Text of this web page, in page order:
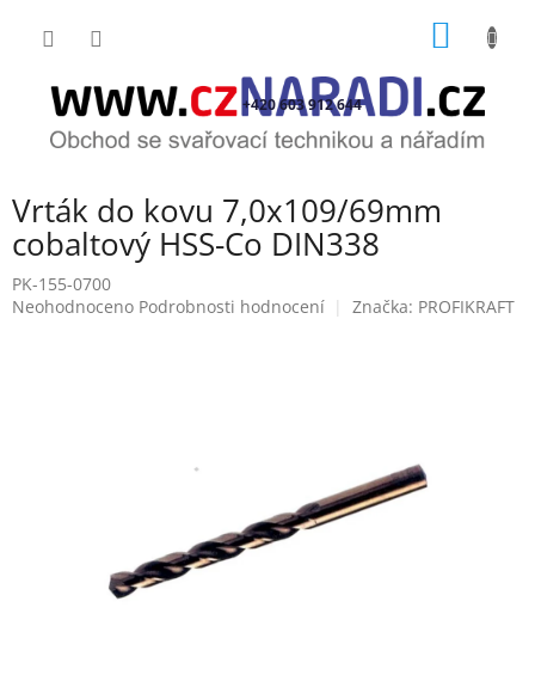
+420 603 912 644
Vrták do kovu 7,0x109/69mm
cobaltový HSS-Co DIN338
PK-155-0700
Průměrné
Neohodnoceno Podrobnosti hodnocení Značka: PROFIKRAFT